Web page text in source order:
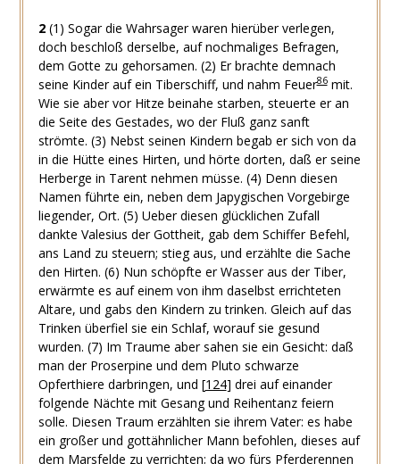
2(1) Sogar die Wahrsager waren hierüber verlegen,
doch beschloß derselbe, auf nochmaliges Befragen,
dem Gotte zu gehorsamen. (2) Er brachte demnach
seine Kinder auf ein Tiberschiff, und nahm Feuer86mit.
Wie sie aber vor Hitze beinahe starben, steuerte er an
die Seite des Gestades, wo der Fluß ganz sanft
strömte. (3) Nebst seinen Kindern begab er sich von da
in die Hütte eines Hirten, und hörte dorten, daß er seine
Herberge in Tarent nehmen müsse. (4) Denn diesen
Namen führte ein, neben dem Japygischen Vorgebirge
liegender, Ort. (5) Ueber diesen glücklichen Zufall
dankte Valesius der Gottheit, gab dem Schiffer Befehl,
ans Land zu steuern; stieg aus, und erzählte die Sache
den Hirten. (6) Nun schöpfte er Wasser aus der Tiber,
erwärmte es auf einem von ihm daselbst errichteten
Altare, und gabs den Kindern zu trinken. Gleich auf das
Trinken überfiel sie ein Schlaf, worauf sie gesund
wurden. (7) Im Traume aber sahen sie ein Gesicht: daß
man der Proserpine und dem Pluto schwarze
Opferthiere darbringen, und [124] drei auf einander
folgende Nächte mit Gesang und Reihentanz feiern
solle. Diesen Traum erzählten sie ihrem Vater: es habe
ein großer und gottähnlicher Mann befohlen, dieses auf
dem Marsfelde zu verrichten; da wo fürs Pferderennen